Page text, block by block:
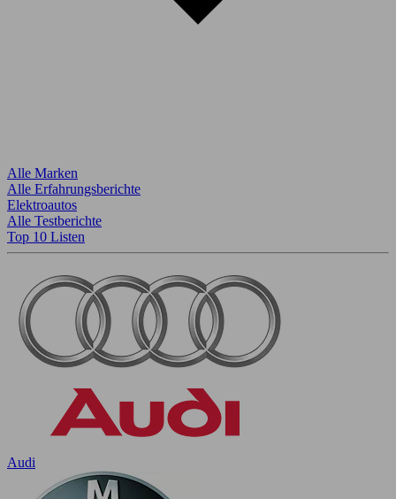
Alle Marken
Alle Erfahrungsberichte
Elektroautos
Alle Testberichte
Top 10 Listen
Audi